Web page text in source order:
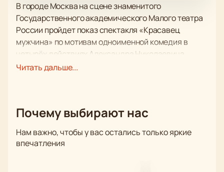
В городе Москва на сцене знаменитого
Государственного академического Малого театра
России пройдет показ спектакля «Красавец
мужчина» по мотивам одноименной комедия в
четырёх действиях Александра Николаевича
Островского. Режиссёр-постановщик - Василий
Малого театра. Последняя ее постановка
И вот в 2019 году она вновь появляется в
репертуаре. За реализацию этого проекта взялся
Читать дальше...
Почему выбирают нас
Нам важно, чтобы у вас остались только яркие
впечатления